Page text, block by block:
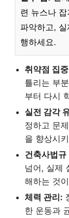
련 뉴스나
파악하고,
행하세요.
취약점 집
틀리는 부
부터 다시
실전 감각
정하고 문
을 향상시
건축사법규
넘어, 실제
해하는 것
체력 관리:
한 운동과